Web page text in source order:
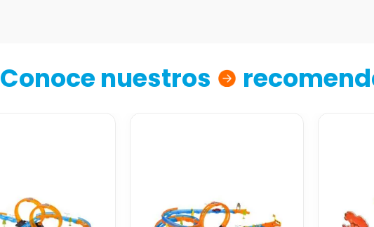
Conoce nuestros